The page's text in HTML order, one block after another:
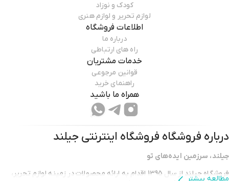
کودک و نوزاد
لوازم تحریر و لوازم هنری
اطلاعات فروشگاه
درباره ما
راه های ارتباطی
خدمات مشتریان
قوانین مرجوعی
راهنمای خرید
همراه ما باشید
درباره فروشگاه فروشگاه اینترنتی جیلند
جیلند، سرزمین ایده‌های تو
فروشگاه جیلند از سال 1395 اقدام به ارائه محصولات در زمینه لوازم تحریر،
مطالعه بیشتر